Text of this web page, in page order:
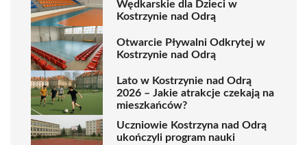
Wędkarskie dla Dzieci w
Kostrzynie nad Odrą
Otwarcie Pływalni Odkrytej w
Kostrzynie nad Odrą
Lato w Kostrzynie nad Odrą
2026 – Jakie atrakcje czekają na
mieszkańców?
Uczniowie Kostrzyna nad Odrą
ukończyli program nauki